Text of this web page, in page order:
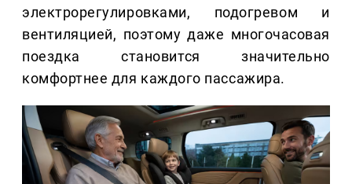
электрорегулировками, подогревом и
вентиляцией, поэтому даже многочасовая
поездка становится значительно
комфортнее для каждого пассажира.